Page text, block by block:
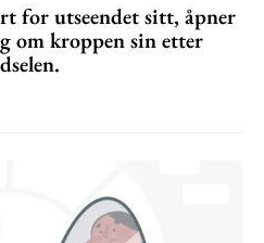
for utseendet sitt, åpner
om kroppen sin etter